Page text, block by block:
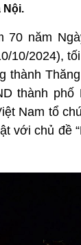
Nội.
70 năm
10/2024),
thành
thành
Nam tổ
với chủ đề